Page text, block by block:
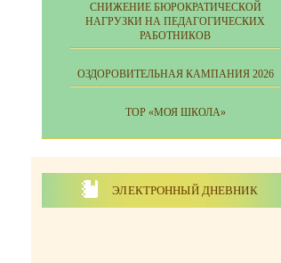
СНИЖЕНИЕ БЮРОКРАТИЧЕСКОЙ
НАГРУЗКИ НА ПЕДАГОГИЧЕСКИХ
РАБОТНИКОВ
ОЗДОРОВИТЕЛЬНАЯ КАМПАНИЯ 2026
ТОР «МОЯ ШКОЛА»
ЭЛЕКТРОННЫЙ ДНЕВНИК